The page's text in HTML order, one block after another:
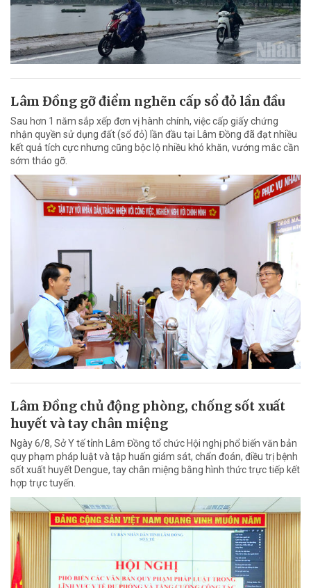
Lâm Đồng gỡ điểm nghẽn cấp sổ đỏ lần đầu
Sau hơn 1 năm sắp xếp đơn vị hành chính, việc cấp giấy chứng
nhận quyền sử dụng đất (sổ đỏ) lần đầu tại Lâm Đồng đã đạt nhiều
kết quả tích cực nhưng cũng bộc lộ nhiều khó khăn, vướng mắc cần
sớm tháo gỡ.
Lâm Đồng chủ động phòng, chống sốt xuất
huyết và tay chân miệng
Ngày 6/8, Sở Y tế tỉnh Lâm Đồng tổ chức Hội nghị phổ biến văn bản
quy phạm pháp luật và tập huấn giám sát, chẩn đoán, điều trị bệnh
sốt xuất huyết Dengue, tay chân miệng bằng hình thức trực tiếp kết
hợp trực tuyến.